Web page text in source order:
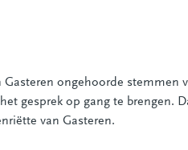
ongehoorde stemmen
gesprek op gang te brengen.
van Gasteren.